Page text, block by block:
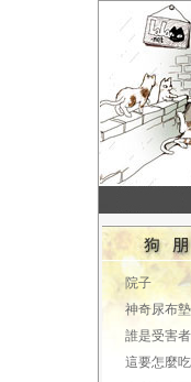
院子
神奇尿布墊
誰是受害者
這要怎麼